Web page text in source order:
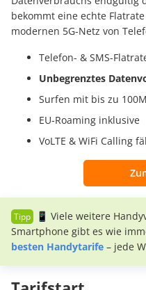
bekommt eine echte
modernen 5G-Netz von
Telefon- & SMS-
Unbegrenztes
Surfen mit bis zu
EU-Roaming inklusive
VoLTE & WiFi Calling
📱 Viele weitere
Smartphone gibt es wie
besten Handytarife – jede